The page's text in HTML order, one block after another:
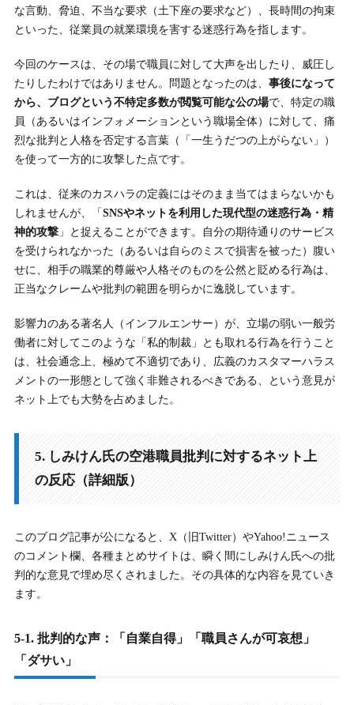
な言動、脅迫、不当な要求（土下座の要求など）、長時間の拘束
といった、従業員の就業環境を害する迷惑行為を指します。
今回のケースは、その場で職員に対して大声を出したり、威圧し
たりしたわけではありません。問題となったのは、 事後になって
から、ブログという不特定多数が閲覧可能な公の場で、特定の職
員（あるいはインフォメーションという職場全体）に対して、痛
烈な批判と人格を否定する言葉（「一生うだつの上がらない」）
を使って一方的に攻撃した点です。
これは、従来のカスハラの定義にはそのまま当てはまらないかも
しれませんが、「 SNSやネットを利用した現代型の迷惑行為・精
神的攻撃」と捉えることができます。自分の期待通りのサービス
を受けられなかった（あるいは自らのミスで損害を被った）腹い
せに、相手の職業的尊厳や人格そのものを公然と貶める行為は、
正当なクレームや批判の範囲を明らかに逸脱しています。
影響力のある著名人（インフルエンサー）が、立場の弱い一般労
働者に対してこのような「私的制裁」とも取れる行為を行うこと
は、社会通念上、極めて不適切であり、広義のカスタマーハラス
メントの一形態として強く非難されるべきである、という意見が
ネット上でも大勢を占めました。
5. しみけん氏の空港職員批判に対するネット上
の反応（詳細版）
このブログ記事が公になると、X（旧Twitter）やYahoo!ニュース
のコメント欄、各種まとめサイトは、瞬く間にしみけん氏への批
判的な意見で埋め尽くされました。その具体的な内容を見ていき
ます。
5-1. 批判的な声：「自業自得」「職員さんが可哀想」
「ダサい」